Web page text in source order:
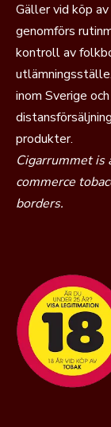
Gäller vid köp
genomförs
kontroll av
inom Sverige
produkter.
Cigarrummet is
commerce
borders.